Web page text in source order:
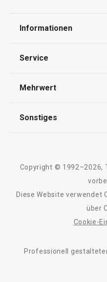
23,90 €
Warenkorb
Informationen
Impressum
Service
Kontaktformular
Mehrwert
Qualität
Sonstiges
Barrierefreiheit
Copyright © 1992–2026,
Diese Website verwendet
über
Cookie-
Professionell